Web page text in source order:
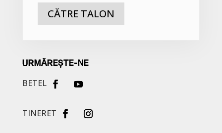
CĂTRE TALON
URMĂREȘTE-NE
BETEL
TINERET